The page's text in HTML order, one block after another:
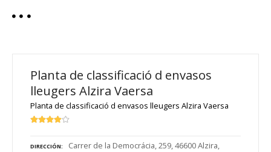
Planta de classificació d envasos
lleugers Alzira Vaersa
Planta de classificació d envasos lleugers Alzira Vaersa
DIRECCIÓN
Carrer de la Democrácia, 259, 46600 Alzira,